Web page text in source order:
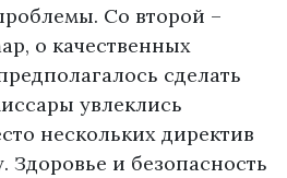
Со второй –
о качественных
сделать
увлеклись
нескольких директив
Здоровье и безопасность